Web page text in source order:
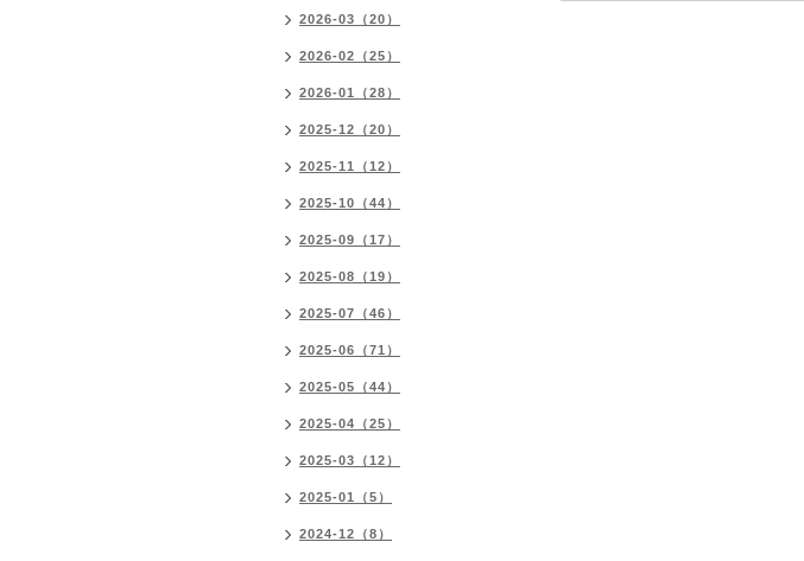
2026-03（20）
2026-02（25）
2026-01（28）
2025-12（20）
2025-11（12）
2025-10（44）
2025-09（17）
2025-08（19）
2025-07（46）
2025-06（71）
2025-05（44）
2025-04（25）
2025-03（12）
2025-01（5）
2024-12（8）